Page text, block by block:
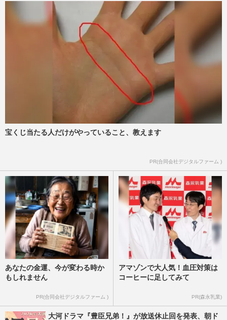
週刊女性PRIME
榮倉奈々、CEOを務めるファッションブ
ランドで最新ビジュアルを披露も“おばさ
んパーマ”にツッコミ集まる
週刊女性PRIME
松下洸平、“別人級”のロン毛茶髪騒然、
NHK大河『豊臣兄弟!』の役作りの一環
か…驚かせた1000投稿目のサプ…
週刊女性PRIME
「白髪ぼかし」で10歳若見え！ミドル・シ
に“なじませる”おしゃれワザ
週刊女性2025年9月16日号 2025/9/14
宝くじ当たる人だけがやっていること、教えます
PR(合同会社デジタルファーム )
あなたの金運、今が変わる時か
もしれません
PR(合同会社デジタルファーム )
アマゾンで大人気！血圧対策は
コーヒーに足してみて
PR(森永乳業)
大河ドラマ『豊臣兄弟！』が放送休止回を発表、朝ド